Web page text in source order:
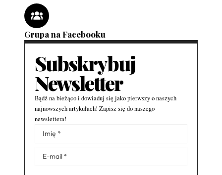
Grupa na Facebooku
Subskrybuj
Newsletter
Bądź na bieżąco i dowiaduj się jako pierwszy o naszych
najnowszych artykułach! Zapisz się do naszego
newslettera!
Alternative: